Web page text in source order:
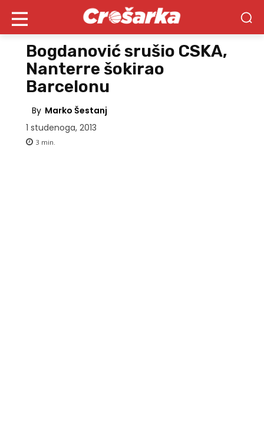
Bogdanović srušio CSKA,
Nanterre šokirao
Barcelonu
By Marko Šestanj
1 studenoga, 2013
3 min.